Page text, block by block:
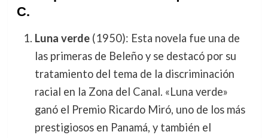
C.
Luna verde(1950): Esta novela fue una de
las primeras de Beleño y se destacó por su
tratamiento del tema de la discriminación
racial en la Zona del Canal. «Luna verde»
ganó el Premio Ricardo Miró, uno de los más
prestigiosos en Panamá, y también el